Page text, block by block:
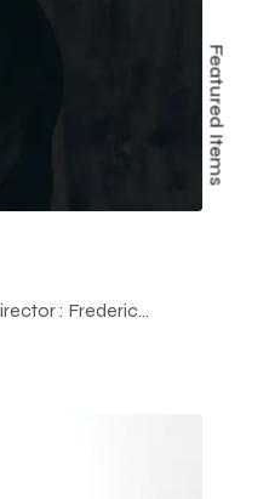
: Frederic…
Featured Items